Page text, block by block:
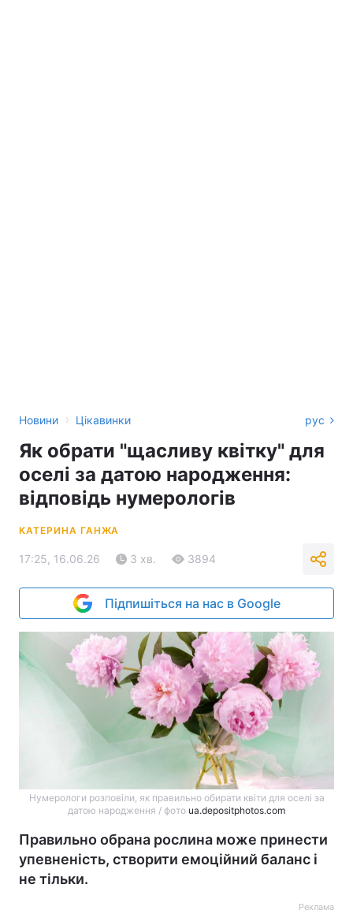
Новини › Цікавинки рус
Як обрати "щасливу квітку" для
оселі за датою народження:
відповідь нумерологів
КАТЕРИНА ГАНЖА
17:25, 16.06.26 3 хв. 3894
Підпишіться на нас в Google
Нумерологи розповіли, як правильно обирати квіти для оселі за
датою народження / фото ua.depositphotos.com
Правильно обрана рослина може принести
упевненість, створити емоційний баланс і
не тільки.
Реклама